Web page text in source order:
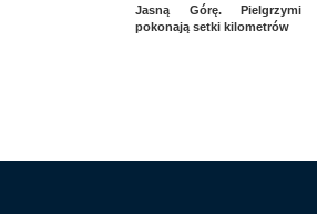
Jasną Górę. Pielgrzymi
pokonają setki kilometrów